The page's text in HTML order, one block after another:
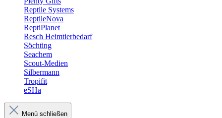
Reptile Systems
ReptileNova
ReptiPlanet
Resch Heimtierbedarf
Söchting
Seachem
Scout-Medien
Silbermann
Tropifit
eSHa
Menü schließen